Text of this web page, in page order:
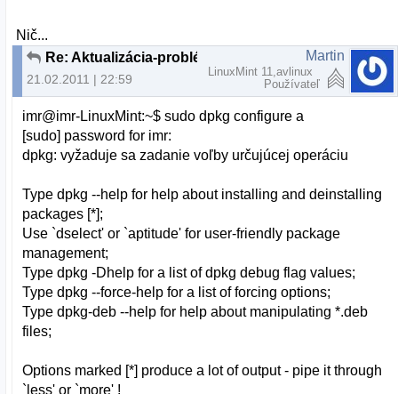
Nič...
Re: Aktualizácia-problém
21.02.2011 | 22:59
Martin
LinuxMint 11,avlinux
Používateľ
imr@imr-LinuxMint:~$ sudo dpkg configure a
[sudo] password for imr:
dpkg: vyžaduje sa zadanie voľby určujúcej operáciu
Type dpkg --help for help about installing and deinstalling
packages [*];
Use `dselect' or `aptitude' for user-friendly package
management;
Type dpkg -Dhelp for a list of dpkg debug flag values;
Type dpkg --force-help for a list of forcing options;
Type dpkg-deb --help for help about manipulating *.deb
files;
Options marked [*] produce a lot of output - pipe it through
`less' or `more' !